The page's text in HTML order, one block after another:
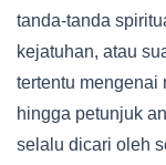
tanda-tanda
kejatuhan, atau
tertentu mengenai
hingga petunjuk
selalu dicari oleh